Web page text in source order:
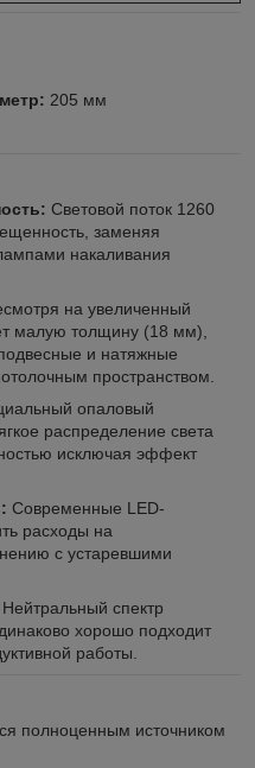
205 мм
Световой поток 1260
заменяя
накаливания
на увеличенный
малую толщину (18 мм),
и натяжные
пространством.
опаловый
распределение света
исключая эффект
Современные LED-
расходы на
с устаревшими
Нейтральный спектр
хорошо подходит
работы.
полноценным источником